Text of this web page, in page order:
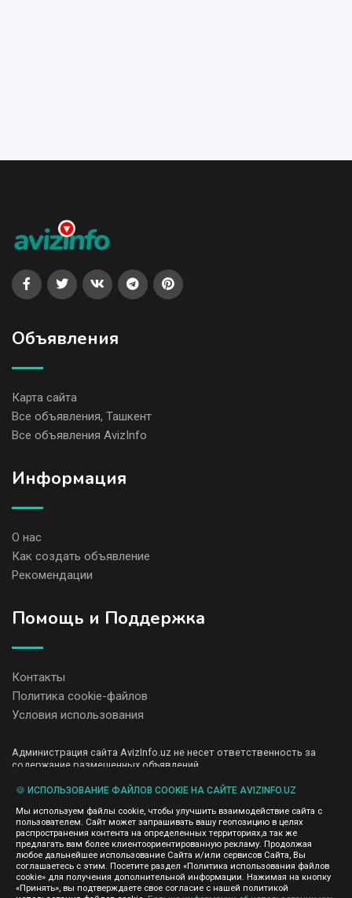
Объявления
Карта сайта
Все объявления, Ташкент
Все объявления AvizInfo
Информация
О нас
Как создать объявление
Рекомендации
Помощь и Поддержка
Контакты
Политика cookie-файлов
Условия использования
Администрация сайта AvizInfo.uz не несет ответственность за
содержание размещенных объявлений.
передаем и не продаем личную информацию зарегистрированных
правила конфиденциальности сайтов на которые ссылается
AvizInfo.uz. На некоторых страницах нашего сайта представлена
реклама Google Adsense Advertising Network. Чтобы узнать
подробней о правилах конфиденциальности Google нажмите тут
🍪 ИСПОЛЬЗОВАНИЕ ФАЙЛОВ COOKIE НА САЙТЕ AVIZINFO.UZ
Мы используем файлы cookie, чтобы улучшить взаимодействие сайта с
пользователем. Сайт может запрашивать вашу геопозицию в целях
распространения контента на определенных территориях,а так же
предлагать вам более клиентоориентированную рекламу. Продолжая
любое дальнейшее использование Сайта и/или сервисов Сайта, Вы
соглашаетесь с этим. Посетите раздел «Политика использования файлов
cookie» для получения дополнительной информации. Нажимая на кнопку
«Принять», вы подтверждаете свое согласие с нашей политикой